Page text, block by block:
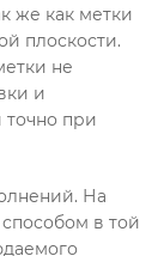
же как метки
плоскости.
не
и
точно при
На
в той